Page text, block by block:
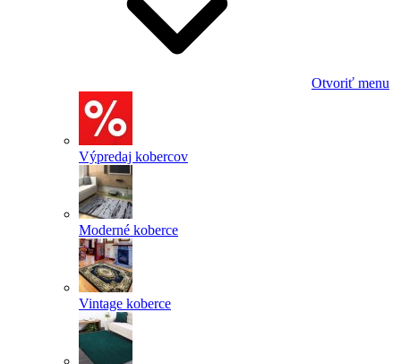
Otvoriť menu
Výpredaj kobercov
Moderné koberce
Vintage koberce